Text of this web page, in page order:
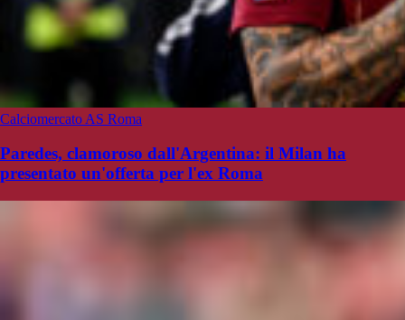
Calciomercato AS Roma
Paredes, clamoroso dall'Argentina: il Milan ha
presentato un'offerta per l'ex Roma